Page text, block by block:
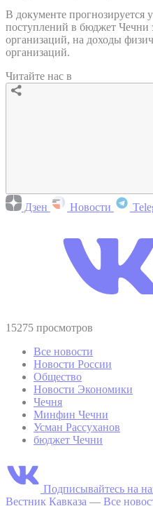
В документе прогнозируется
поступлений в бюджет Чечни
организаций, на доходы
организаций.
Читайте нас в
Дзен Новости
15275 просмотров
Все новости
Новости России
Общество
Новости Экономики
Чечня
Минфин Чечни
Усман Рассуханов
бюджет Чечни
Подписывайтесь на
Вестник Кавказа — Все